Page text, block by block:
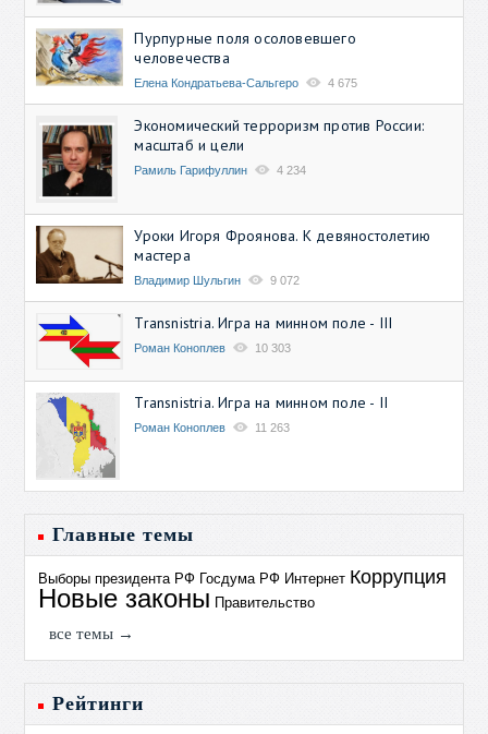
Пурпурные поля осоловевшего
человечества
Елена Кондратьева-Сальгеро 4 675
Экономический терроризм против России:
масштаб и цели
Рамиль Гарифуллин 4 234
Уроки Игоря Фроянова. К девяностолетию
мастера
Владимир Шульгин 9 072
Transnistria. Игра на минном поле - III
Роман Коноплев 10 303
Transnistria. Игра на минном поле - II
Роман Коноплев 11 263
Главные темы
Выборы президента РФ Госдума РФ Интернет Коррупция
Новые законы Правительство
все темы →
Рейтинги